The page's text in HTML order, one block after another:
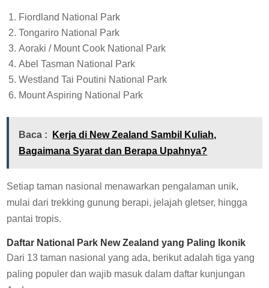
Fiordland National Park
Tongariro National Park
Aoraki / Mount Cook National Park
Abel Tasman National Park
Westland Tai Poutini National Park
Mount Aspiring National Park
Baca :
Kerja di New Zealand Sambil Kuliah,
Bagaimana Syarat dan Berapa Upahnya?
Setiap taman nasional menawarkan pengalaman unik,
mulai dari trekking gunung berapi, jelajah gletser, hingga
pantai tropis.
Daftar National Park New Zealand yang Paling Ikonik
Dari 13 taman nasional yang ada, berikut adalah tiga yang
paling populer dan wajib masuk dalam daftar kunjungan